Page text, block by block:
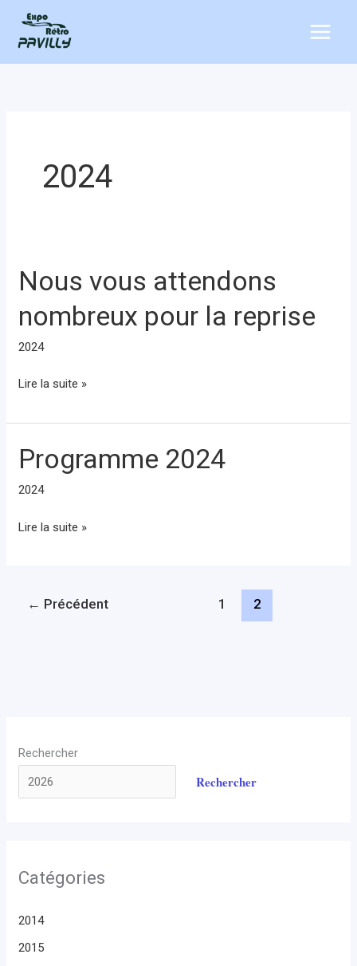
contenu
2024
Nous vous attendons
nombreux pour la reprise
2024
Nous
vous
attendons
la
Lire la suite »
Programme 2024
2024
Programme
2024
Lire la suite »
← Précédent 1 2
Rechercher
Rechercher
Catégories
2014
2015